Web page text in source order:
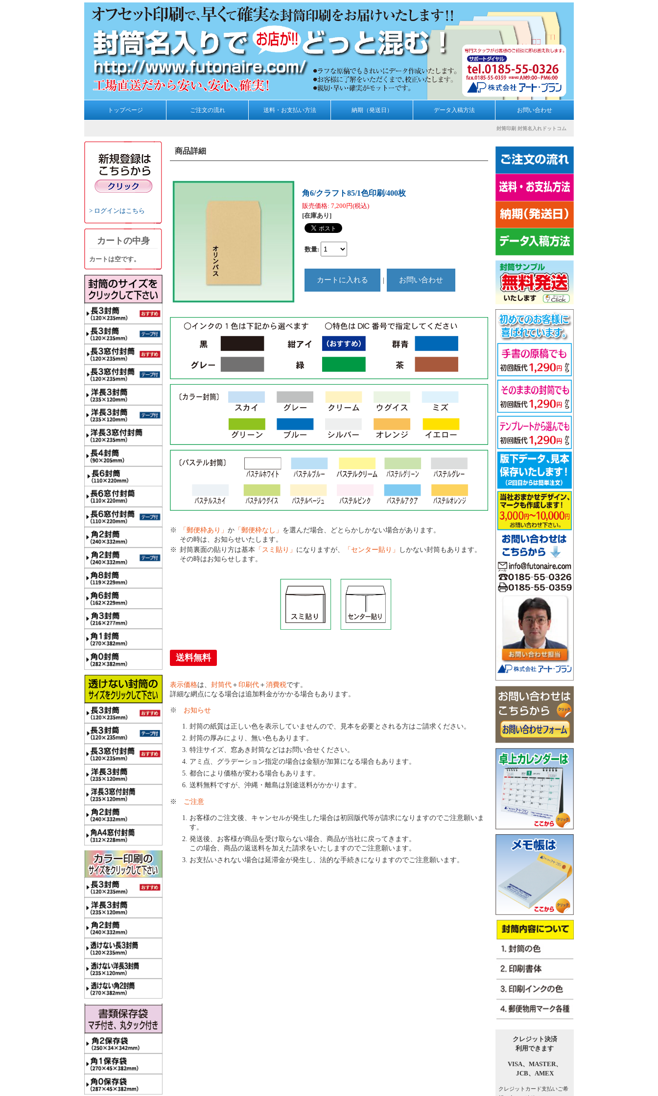
トップページ ご注文の流れ 送料・お支払い方法 納期（発送日） データ入稿方法 お問い合わせ
封筒印刷 封筒名入れドットコム
ログインはこちら
カートの中身
カートは空です。
商品詳細
角6/クラフト85/1色印刷/400枚
販売価格: 7,200円(税込)
[在庫あり]
数量:
｜
「郵便枠あり」 か 「郵便枠なし」 を選んだ場合、どとらかしかない場合があります。
その時は、お知らせいたします。
封筒裏面の貼り方は基本 「スミ貼り」 になりますが、 「センター貼り」
しかない封筒もあります。
その時はお知らせします。
送料無料
表示価格は、 封筒代 ＋ 印刷代 ＋ 消費税です。
詳細な網点になる場合は追加料金がかかる場合もあります。
※ お知らせ
封筒の紙質は正しい色を表示していませんので、見本を必要とされる方はご請求ください。
封筒の厚みにより、無い色もあります。
特注サイズ、窓あき封筒などはお問い合せください。
アミ点、グラデーション指定の場合は金額が加算になる場合もあります。
都合により価格が変わる場合もあります。
送料無料ですが、沖縄・離島は別途送料がかかります。
※ ご注意
お客様のご注文後、キャンセルが発生した場合は初回版代等が請求になりますのでご注意願いま
す。
発送後、お客様が商品を受け取らない場合、商品が当社に戻ってきます。
この場合、商品の返送料を加えた請求をいたしますのでご注意願います。
お支払いされない場合は延滞金が発生し、法的な手続きになりますのでご注意願います。
クレジット決済
利用できます
VISA、 MASTER、
JCB、 AMEX
クレジットカード支払いご希